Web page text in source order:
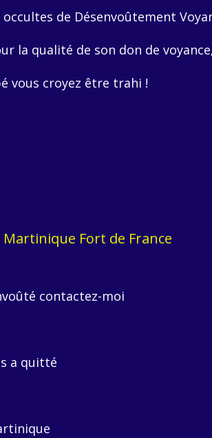
de Désenvoûtement
la qualité de son don de
vous croyez être trahi !
Fort de France
contactez-moi
a quitté